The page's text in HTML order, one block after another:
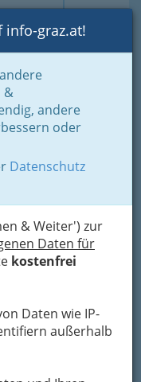
Login Toggle
info-graz.at!
&
andere
oder
Datenschutz
& Weiter') zur
Daten für
kostenfrei
Daten wie IP-
außerhalb
Alle Bezirke
1